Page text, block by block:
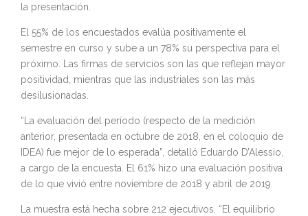
la presentación.
El 55% de los encuestados evalúa positivamente el
semestre en curso y sube a un 78% su perspectiva para el
próximo. Las firmas de servicios son las que reflejan mayor
positividad, mientras que las industriales son las más
desilusionadas.
“La evaluación del período (respecto de la medición
anterior, presentada en octubre de 2018, en el coloquio de
IDEA) fue mejor de lo esperada”, detalló Eduardo D’Alessio,
a cargo de la encuesta. El 61% hizo una evaluación positiva
de lo que vivió entre noviembre de 2018 y abril de 2019.
La muestra está hecha sobre 212 ejecutivos. “El equilibrio